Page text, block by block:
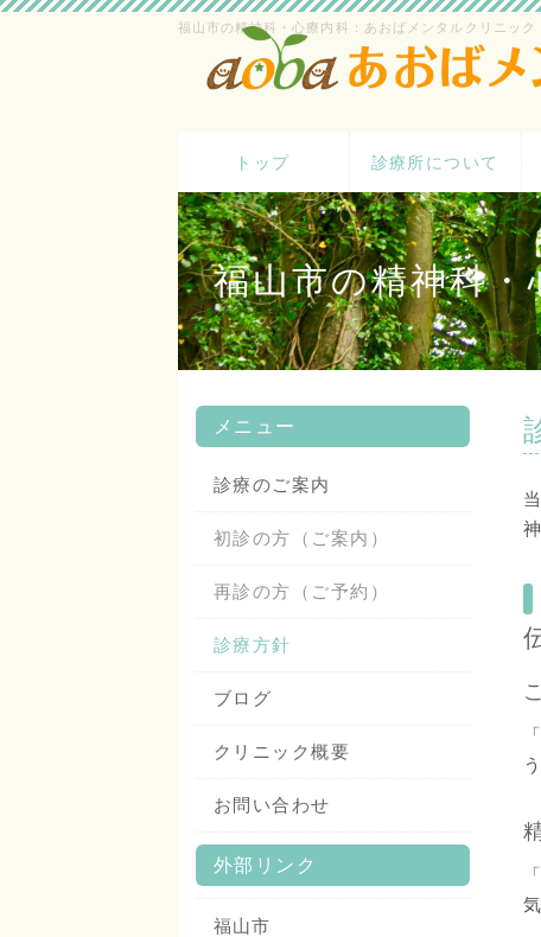
福山市の精神科・心療内科：あおばメンタルクリニッ
トップ 診療所について
福山市の精神科
メニュー
診療のご案内
初診の方（ご案内）
再診の方（ご予約）
診療方針
ブログ
クリニック概要
お問い合わせ
外部リンク
福山市